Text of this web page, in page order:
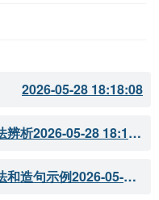
2026-05-28 18:18:08
辨析 2026-05-28 18:18:07
和造句示例 2026-05-28 18:18:05